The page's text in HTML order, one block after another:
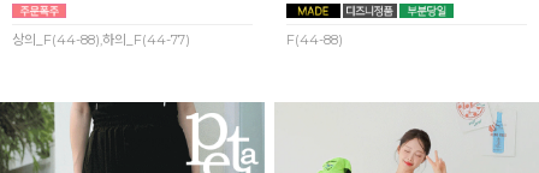
상의_F(44-88),하의_F(44-77) F(44-88)